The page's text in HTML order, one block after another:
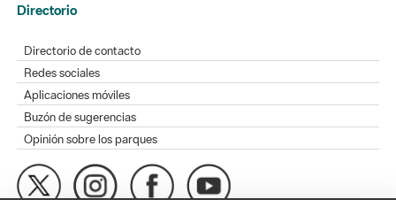
Directorio
Directorio de contacto
Redes sociales
Aplicaciones móviles
Buzón de sugerencias
Opinión sobre los parques